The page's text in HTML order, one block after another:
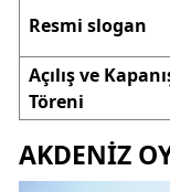
Resmi slogan
Açılış ve
Töreni
AKDENIZ